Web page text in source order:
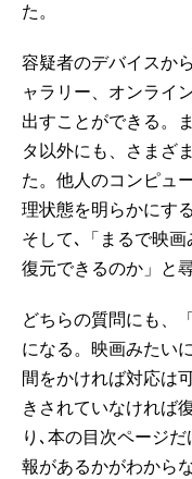
た。
容疑者のデバイスか
ャラリー、オンライ
出すことができる。
タ以外にも、さまざ
た。他人のコンピュ
理状態を明らかにす
そして､「まるで映
復元できるのか」と
どちらの質問にも、
になる。映画みたい
間をかければ対応は
きされていなければ
り､本の目次ページ
報があるかがわから